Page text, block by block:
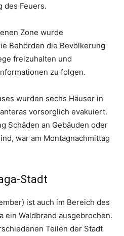
des Feuers.
Zone wurde
Behörden die Bevölkerung
freizuhalten und
zu folgen.
wurden sechs Häuser in
vorsorglich evakuiert.
Schäden an Gebäuden oder
war am Montagnachmittag
Stadt
ist auch im Bereich des
ein Waldbrand ausgebrochen.
Teilen der Stadt